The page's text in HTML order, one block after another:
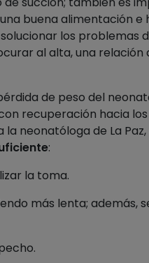
buena alimentación e
los problemas
al alta, una relación
de peso del
recuperación hacia los
neonatóloga de La
:
la toma.
más lenta; además,